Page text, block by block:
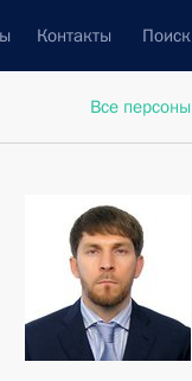
Контакты Поиск
Все персоны